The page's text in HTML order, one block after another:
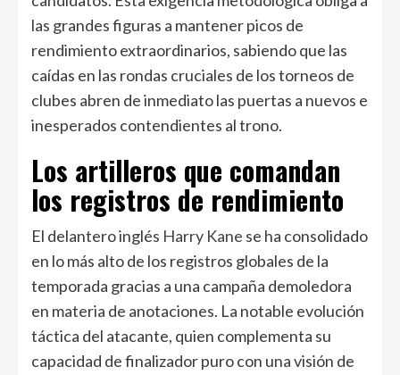
las grandes figuras a mantener picos de
rendimiento extraordinarios, sabiendo que las
caídas en las rondas cruciales de los torneos de
clubes abren de inmediato las puertas a nuevos e
inesperados contendientes al trono.
Los artilleros que comandan
los registros de rendimiento
El delantero inglés Harry Kane se ha consolidado
en lo más alto de los registros globales de la
temporada gracias a una campaña demoledora
en materia de anotaciones. La notable evolución
táctica del atacante, quien complementa su
capacidad de finalizador puro con una visión de